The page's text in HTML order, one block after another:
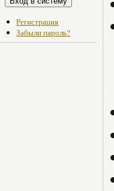
Регистрация
Забыли пароль?